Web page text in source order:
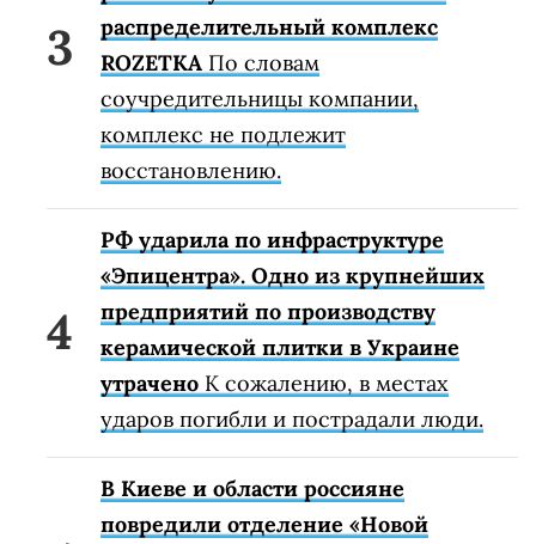
распределительный комплекс
ROZETKA По словам
соучредительницы компании,
комплекс не подлежит
восстановлению.
РФ ударила по инфраструктуре
«Эпицентра». Одно из крупнейших
предприятий по производству
керамической плитки в Украине
утрачено К сожалению, в местах
ударов погибли и пострадали люди.
В Киеве и области россияне
повредили отделение «Новой